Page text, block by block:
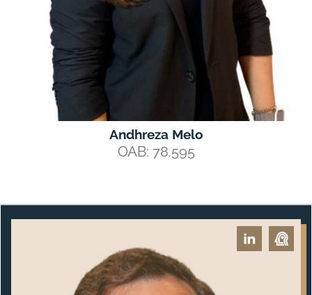
Andhreza Melo
OAB: 78.595